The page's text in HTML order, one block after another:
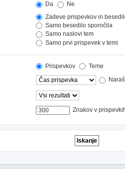
Da
Ne
Zadeve prispevkov in
Samo besedilo sporočila
Samo naslovi tem
Samo prvi prispevek v temi
Prispevkov
Teme
Znakov v